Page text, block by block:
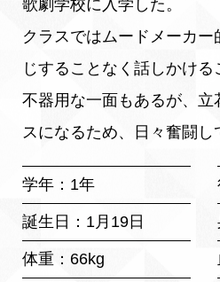
歌劇学校に入学した。
クラスではムードメーカ
じすることなく話しかける
不器用な一面もあるが、
スになるため、日々奮闘し
学年：1年
誕生日：1月19日
体重：66kg